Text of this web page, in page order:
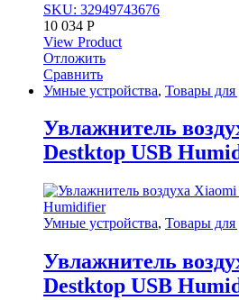
SKU: 32949743676
10 034 Р
View Product
Отложить
Сравнить
Умные устройства, Товары для
Увлажнитель
Destktop USB
Умные устройства, Товары для
Увлажнитель
Destktop USB